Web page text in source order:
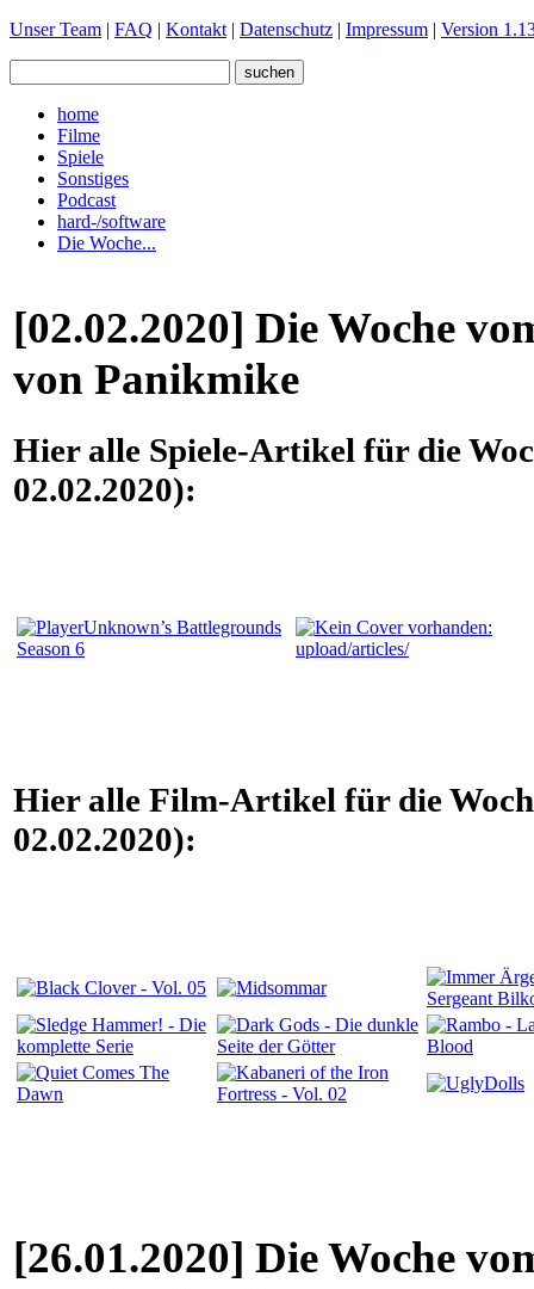
Unser Team | FAQ | Kontakt | Datenschutz | Impressum | Version
home
Filme
Spiele
Sonstiges
Podcast
hard-/software
Die Woche...
[02.02.2020] Die Woche
von Panikmike
Hier alle Spiele-Artikel für die
02.02.2020):
Hier alle Film-Artikel für die
02.02.2020):
[26.01.2020] Die Woche